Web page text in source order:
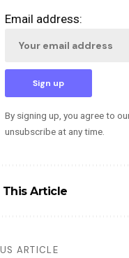
Email address:
By signing up, you agree to
unsubscribe at any time.
This Article
ARTICLE